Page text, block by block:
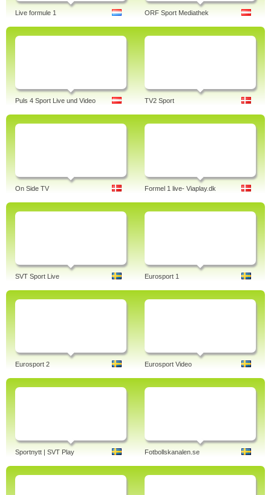
Live formule 1 ORF Sport Mediathek
Puls 4 Sport Live und Video TV2 Sport
On Side TV Formel 1 live- Viaplay.dk
SVT Sport Live Eurosport 1
Eurosport 2 Eurosport Video
Sportnytt | SVT Play Fotbollskanalen.se